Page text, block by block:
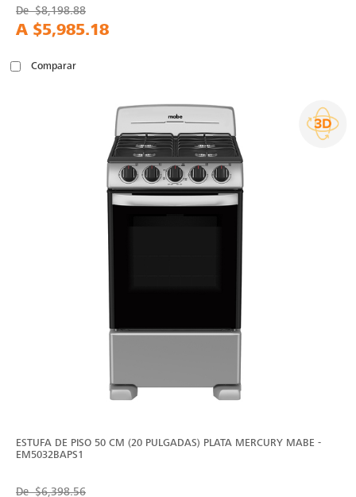
De$8,198.88
A $5,985.18
Comparar
ESTUFA DE PISO 50 CM (20 PULGADAS) PLATA MERCURY MABE -
EM5032BAPS1
De$6,398.56